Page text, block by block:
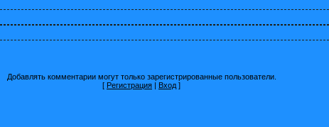
Добавлять комментарии могут только зарегистрированные пользователи.
[ Регистрация | Вход ]